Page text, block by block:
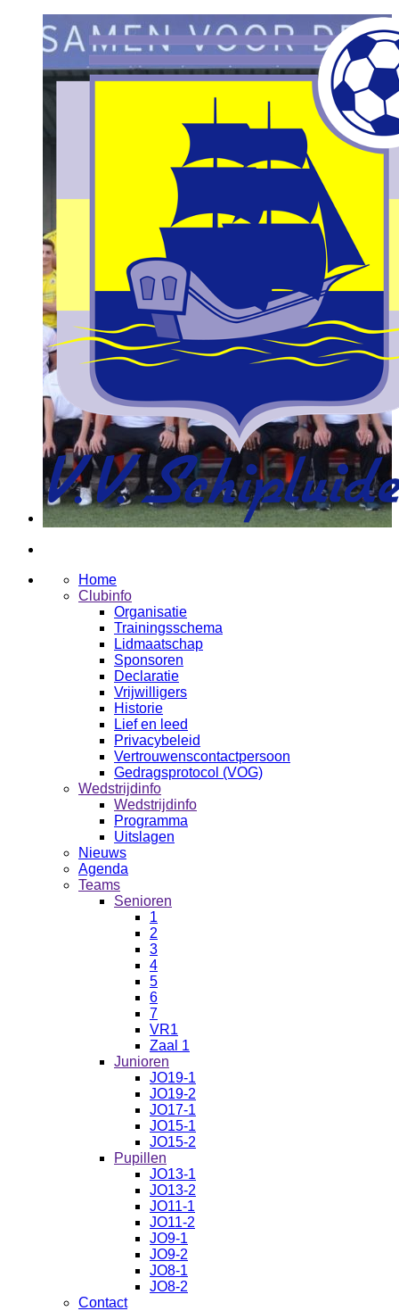
Home
Clubinfo
Organisatie
Trainingsschema
Lidmaatschap
Sponsoren
Declaratie
Vrijwilligers
Historie
Lief en leed
Privacybeleid
Vertrouwenscontactpersoon
Gedragsprotocol (VOG)
Wedstrijdinfo
Wedstrijdinfo
Programma
Uitslagen
Nieuws
Agenda
Teams
Senioren
1
2
3
4
5
6
7
VR1
Zaal 1
Junioren
JO19-1
JO19-2
JO17-1
JO15-1
JO15-2
Pupillen
JO13-1
JO13-2
JO11-1
JO11-2
JO9-1
JO9-2
JO8-1
JO8-2
Contact